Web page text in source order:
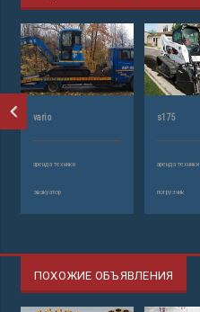
vario
аренда техники
эвакуатор
s175
аренда техники
погрузчик
ПОХОЖИЕ ОБЪЯВЛЕНИЯ